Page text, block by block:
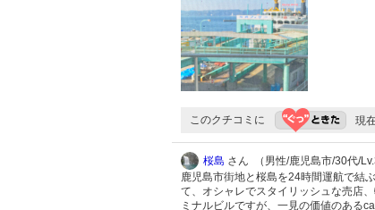
このクチコミに 現
桜島 さん （男性/鹿児島市/30代/
鹿児島市街地と桜島を24時間運航で結
て、オシャレでスタイリッシュな売店
ミナルビルですが、一見の価値のある